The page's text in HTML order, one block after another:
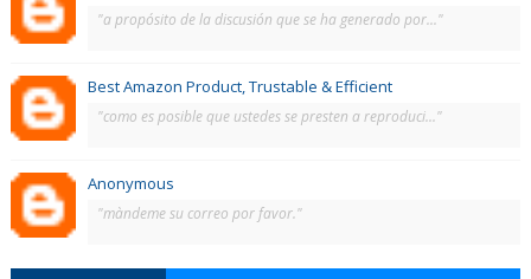
"a propósito de la discusión que se ha generado por..."
Best Amazon Product, Trustable & Efficient
"como es posible que ustedes se presten a reproduci..."
Anonymous
"màndeme su correo por favor."